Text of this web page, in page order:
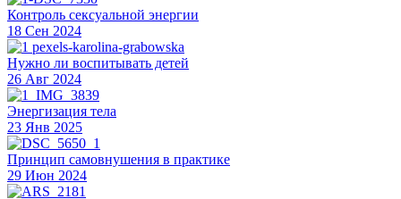
Контроль сексуальной энергии
18 Сен 2024
Нужно ли воспитывать детей
26 Авг 2024
Энергизация тела
23 Янв 2025
Принцип самовнушения в практике
29 Июн 2024